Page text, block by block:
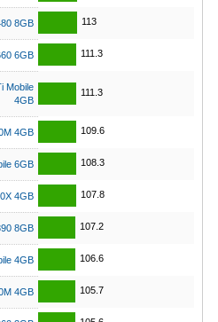
8GB 113
6GB 111.3
Mobile
4GB
111.3
4GB 109.6
6GB 108.3
4GB 107.8
8GB 107.2
4GB 106.6
4GB 105.7